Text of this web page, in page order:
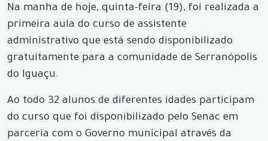
Na manha de hoje, quinta-feira (19), foi realizada a
primeira aula do curso de assistente
administrativo que está sendo disponibilizado
gratuitamente para a comunidade de Serranópolis
do Iguaçu.
Ao todo 32 alunos de diferentes idades participam
do curso que foi disponibilizado pelo Senac em
parceria com o Governo municipal através da